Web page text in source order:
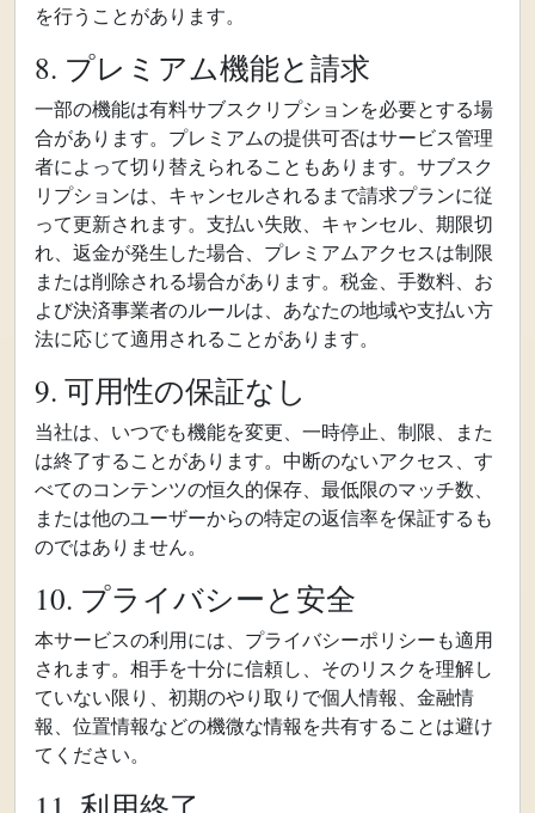
を行うことがあります。
8. プレミアム機能と請求
一部の機能は有料サブスクリプションを必要とする場
合があります。プレミアムの提供可否はサービス管理
者によって切り替えられることもあります。サブスク
リプションは、キャンセルされるまで請求プランに従
って更新されます。支払い失敗、キャンセル、期限切
れ、返金が発生した場合、プレミアムアクセスは制限
または削除される場合があります。税金、手数料、お
よび決済事業者のルールは、あなたの地域や支払い方
法に応じて適用されることがあります。
9. 可用性の保証なし
当社は、いつでも機能を変更、一時停止、制限、また
は終了することがあります。中断のないアクセス、す
べてのコンテンツの恒久的保存、最低限のマッチ数、
または他のユーザーからの特定の返信率を保証するも
のではありません。
10. プライバシーと安全
本サービスの利用には、プライバシーポリシーも適用
されます。相手を十分に信頼し、そのリスクを理解し
ていない限り、初期のやり取りで個人情報、金融情
報、位置情報などの機微な情報を共有することは避け
てください。